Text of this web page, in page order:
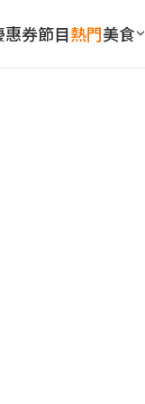
惠券節目熱門美食